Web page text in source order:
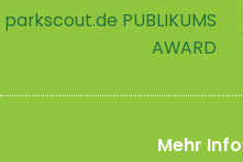
parkscout.de PUBLIKUMS
AWARD
Mehr